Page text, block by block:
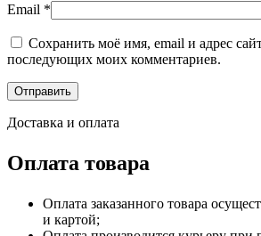
Email *
Сохранить моё имя, email и адрес
последующих моих комментариев.
Доставка и оплата
Оплата товара
Оплата заказанного товара
и картой;